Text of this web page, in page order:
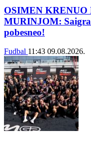
OSIMEN KRENUO
MURINJOM:
pobesneo!
Fudbal 11:43 09.08.2026.